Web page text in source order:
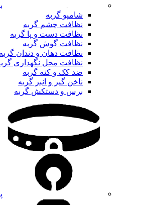
شامپو گربه
نظافت چشم گربه
نظافت دست و پا گربه
نظافت گوش گربه
نظافت دهان و دندان گربه
نظافت محل نگهداری
ضد کک و کنه گربه
ناخن گیر و انبر گربه
برس و دستکش گربه